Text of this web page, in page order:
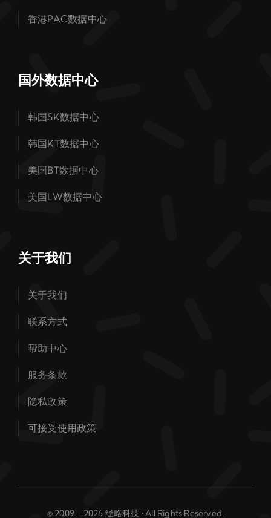
香港PAC数据中心
国外数据中心
韩国SK数据中心
韩国KT数据中心
美国BT数据中心
美国LW数据中心
关于我们
关于我们
联系方式
帮助中心
服务条款
隐私政策
可接受使用政策
© 2009 - 2026 经略科技 • All Rights Reserved.